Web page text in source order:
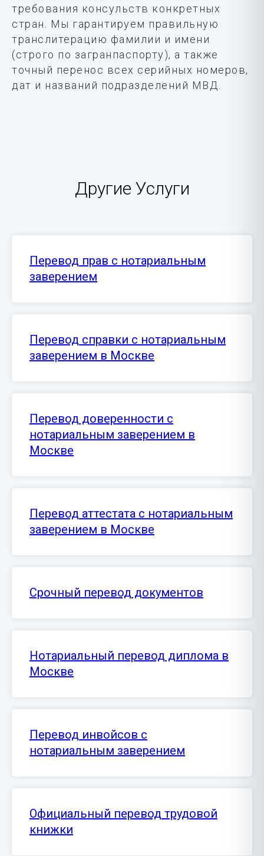
требования консульств конкретных
стран. Мы гарантируем правильную
транслитерацию фамилии и имени
(строго по загранпаспорту), а также
точный перенос всех серийных номеров,
дат и названий подразделений МВД.
Другие Услуги
Перевод прав с нотариальным
заверением
Перевод справки с нотариальным
заверением в Москве
Перевод доверенности с
нотариальным заверением в
Москве
Перевод аттестата с нотариальным
заверением в Москве
Срочный перевод документов
Нотариальный перевод диплома в
Москве
Перевод инвойсов с
нотариальным заверением
Официальный перевод трудовой
книжки